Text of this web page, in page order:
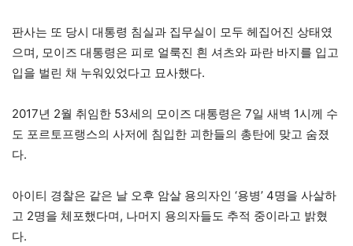
판사는 또 당시 대통령 침실과 집무실이 모두 헤집어진 상태였
으며, 모이즈 대통령은 피로 얼룩진 흰 셔츠와 파란 바지를 입고
입을 벌린 채 누워있었다고 묘사했다.
2017년 2월 취임한 53세의 모이즈 대통령은 7일 새벽 1시께 수
도 포르토프랭스의 사저에 침입한 괴한들의 총탄에 맞고 숨졌
다.
아이티 경찰은 같은 날 오후 암살 용의자인 ‘용병’ 4명을 사살하
고 2명을 체포했다며, 나머지 용의자들도 추적 중이라고 밝혔
다.